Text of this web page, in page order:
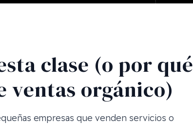
clase (o por qué
ventas orgánico)
empresas que venden servicios o